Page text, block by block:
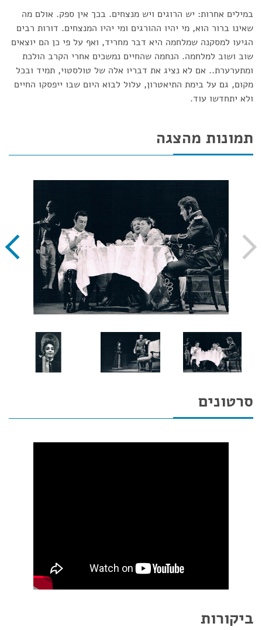
במילים אחרות: יש הרוגים ויש מנצחים. בכך אין ספק. אולם מה
שאינו ברור הוא, מי יהיו ההורגים ומי יהיו המנצחים. דורות רבים
הגיעו למסקנה שמלחמה היא דבר מחריד, ואף על פי כן הם יוצאים
שוב ושוב למלחמה. הנחמה שהחיים נמשכים אחרי הקרב הולכת
ומתערערת.. אם לא נציג את דבריו אלה של טולסטוי, תמיד ובכל
מקום, גם על בימת התיאטרון, עלול לבוא היום שבו ייפסקו החיים
ולא יתחדשו עוד.
תמונות מהצגה
סרטונים
ביקורות